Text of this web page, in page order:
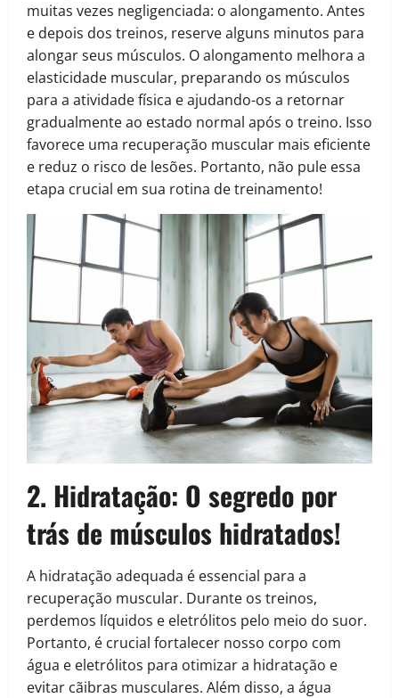
muitas vezes negligenciada: o alongamento. Antes
e depois dos treinos, reserve alguns minutos para
alongar seus músculos. O alongamento melhora a
elasticidade muscular, preparando os músculos
para a atividade física e ajudando-os a retornar
gradualmente ao estado normal após o treino. Isso
favorece uma recuperação muscular mais eficiente
e reduz o risco de lesões. Portanto, não pule essa
etapa crucial em sua rotina de treinamento!
2. Hidratação: O segredo por
trás de músculos hidratados!
A hidratação adequada é essencial para a
recuperação muscular. Durante os treinos,
perdemos líquidos e eletrólitos pelo meio do suor.
Portanto, é crucial fortalecer nosso corpo com
água e eletrólitos para otimizar a hidratação e
evitar cãibras musculares. Além disso, a água